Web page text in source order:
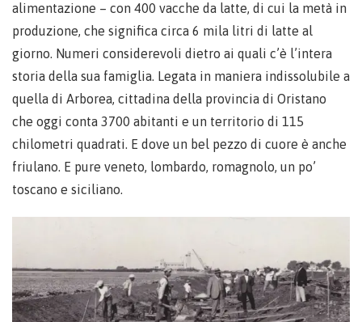
alimentazione – con 400 vacche da latte, di cui la metà in
produzione, che significa circa 6 mila litri di latte al
giorno. Numeri considerevoli dietro ai quali c’è l’intera
storia della sua famiglia. Legata in maniera indissolubile a
quella di Arborea, cittadina della provincia di Oristano
che oggi conta 3700 abitanti e un territorio di 115
chilometri quadrati. E dove un bel pezzo di cuore è anche
friulano. E pure veneto, lombardo, romagnolo, un po’
toscano e siciliano.